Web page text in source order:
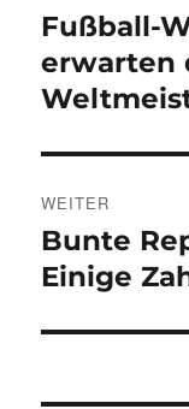
Vorheriger
Beitrag:
Fußball-
erwarten
WEITER
Nächster
Beitrag:
Bunte
Einige